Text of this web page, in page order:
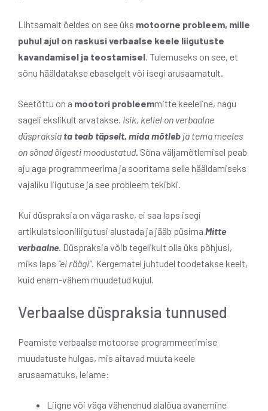
Lihtsamalt öeldes on see üks motoorne probleem, mille
puhul ajul on raskusi verbaalse keele liigutuste
kavandamisel ja teostamisel . Tulemuseks on see, et
sõnu hääldatakse ebaselgelt või isegi arusaamatult.
Seetõttu on a mootori probleemmitte keeleline, nagu
sageli ekslikult arvatakse. Isik, kellel on verbaalne
düspraksia ta teab täpselt, mida mõtleb ja tema meeles
on sõnad õigesti moodustatud. Sõna väljamõtlemisel peab
aju aga programmeerima ja sooritama selle hääldamiseks
vajaliku liigutuse ja see probleem tekibki.
Kui düspraksia on väga raske, ei saa laps isegi
artikulatsiooniliigutusi alustada ja jääb püsima Mitte
verbaalne . Düspraksia võib tegelikult olla üks põhjusi,
miks laps “ei räägi”. Kergematel juhtudel toodetakse keelt,
kuid enam-vähem muudetud kujul.
Verbaalse düspraksia tunnused
Peamiste verbaalse motoorse programmeerimise
muudatuste hulgas, mis aitavad muuta keele
arusaamatuks, leiame:
Liigne või väga vähenenud alalõua avanemine